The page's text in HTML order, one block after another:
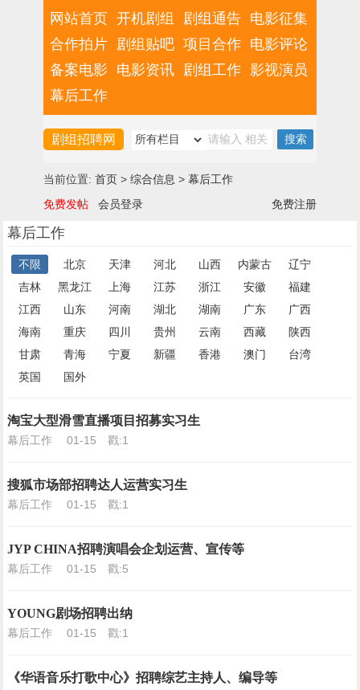
网站首页 开机剧组 剧组通告 电影征集
合作拍片 剧组贴吧 项目合作 电影评论
备案电影
电影资讯 剧组工作 影视演员
幕后工作
剧组招聘网
当前位置: 首页 > 综合信息 > 幕后工作
免费发帖
会员登录 免费注册
幕后工作
不限 北京 天津 河北 山西 内蒙古
辽宁
吉林
黑龙江 上海 江苏 浙江 安徽
福建
江西
山东 河南 湖北 湖南 广东
广西
海南
重庆 四川 贵州 云南 西藏
陕西
甘肃
青海 宁夏 新疆 香港 澳门
台湾
英国
国外
淘宝大型滑雪直播项目招募实习生
幕后工作 01-15 戳:1
搜狐市场部招聘达人运营实习生
幕后工作 01-15 戳:1
JYP CHINA招聘演唱会企划运营、宣传等
幕后工作 01-15 戳:5
YOUNG剧场招聘出纳
幕后工作 01-15 戳:1
《华语音乐打歌中心》招聘综艺主持人、编导等